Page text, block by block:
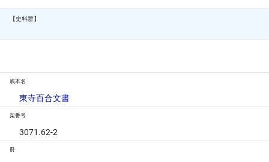
【史料群】
底本名
東寺百合文書
架番号
3071.62-2
冊